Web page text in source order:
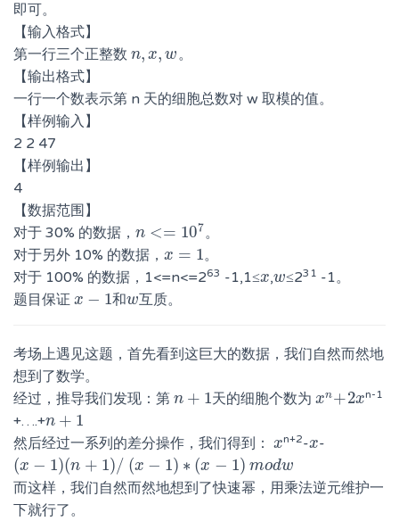
即可。
【输入格式】
第一行三个正整数 n, x, w
n,x,w
。
【输出格式】
一行一个数表示第 n 天的细胞总数对 w 取模的值。
【样例输入】
2 2 47
【样例输出】
4
【数据范围】
对于 30% 的数据， n <= 107
n<=10 7
。
对于另外 10% 的数据， x = 1
x=1
。
对于 100% 的数据，1<=n<=263 -1,1≤x
x,w
w≤231 -1。
题目保证 x − 1和w
x−1 和w 互质。
考场上遇见这题，首先看到这巨大的数据，我们自然而然地
想到了数学。
经过，推导我们发现：第 n + 1
n+1 天的细胞个数为xn+
xn+ 2
2x
xn-1
+….+n + 1
n+1
然后经过一系列的差分操作，我们得到： x
xn+2-x
x-
(x − 1)(n + 1)
(x−1 (n+1) /
/ (x − 1) ∗ (x − 1)
(x−1) ∗ ( x−1) mod
modw
w
而这样，我们自然而然地想到了快速幂，用乘法逆元维护一
下就行了。